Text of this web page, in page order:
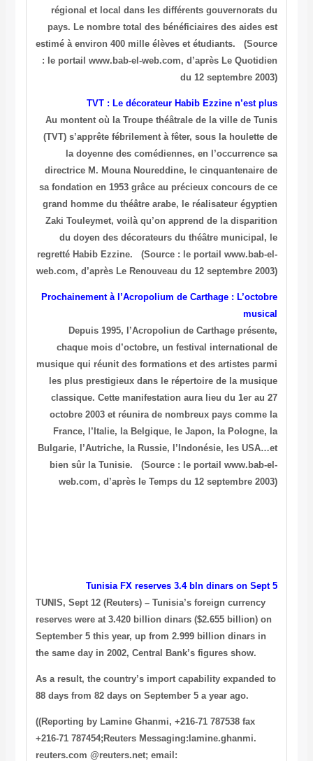
régional et local dans les différents gouvernorats du
pays. Le nombre total des bénéficiaires des aides est
estimé à environ 400 mille élèves et étudiants.(Source
: le portail www.bab-el-web.com, d’après Le Quotidien
du 12 septembre 2003)
TVT : Le décorateur Habib Ezzine n’est plus
Au montent où la Troupe théâtrale de la ville de Tunis
(TVT) s’apprête fébrilement à fêter, sous la houlette de
la doyenne des comédiennes, en l’occurrence sa
directrice M. Mouna Noureddine, le cinquantenaire de
sa fondation en 1953 grâce au précieux concours de ce
grand homme du théâtre arabe, le réalisateur égyptien
Zaki Touleymet, voilà qu’on apprend de la disparition
du doyen des décorateurs du théâtre municipal, le
regretté Habib Ezzine.
(Source : le portail www.bab-el-
web.com, d’après Le Renouveau du 12 septembre 2003)
Prochainement à l’Acropolium de Carthage : L’octobre
musical
Depuis 1995, l’Acropoliun de Carthage présente,
chaque mois d’octobre, un festival international de
musique qui réunit des formations et des artistes parmi
les plus prestigieux dans le répertoire de la musique
classique. Cette manifestation aura lieu du 1er au 27
octobre 2003 et réunira de nombreux pays comme la
France, l’Italie, la Belgique, le Japon, la Pologne, la
Bulgarie, l’Autriche, la Russie, l’Indonésie, les USA…et
bien sûr la Tunisie.
(Source : le portail www.bab-el-
web.com, d’après le Temps du 12 septembre 2003)
Tunisia FX reserves 3.4 bln dinars on Sept 5
TUNIS, Sept 12 (Reuters) – Tunisia’s foreign currency
reserves were at 3.420 billion dinars ($2.655 billion) on
September 5 this year, up from 2.999 billion dinars in
the same day in 2002, Central Bank’s figures show.
As a result, the country’s import capability expanded to
88 days from 82 days on September 5 a year ago.
((Reporting by Lamine Ghanmi, +216-71 787538 fax
+216-71 787454;Reuters Messaging:lamine.ghanmi.
reuters.com @reuters.net; email: